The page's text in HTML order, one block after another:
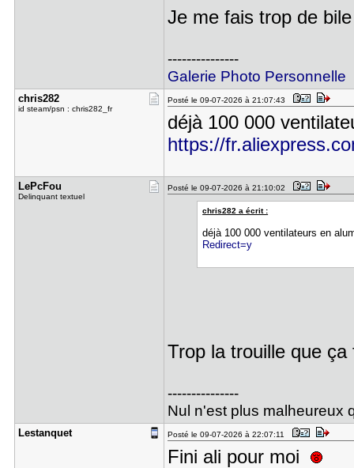
Je me fais trop de
---------------
Galerie Photo Personnelle
chris282
id steam/psn : chris282_fr
Posté le 09-07-2026 à 21:07:43
déjà 100 000
https://
LePcFou
Delinquant textuel
Posté le 09-07-2026 à 21:10:02
chris282 a écrit :
déjà 100 000 ventilateurs en
Redirect=y
Trop la trouille que
---------------
Nul n'est plus malheureux
Lestanquet Posté le 09-07-2026 à 22:07:11
Fini ali pour moi